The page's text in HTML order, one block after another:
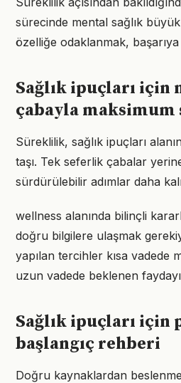
sürecinde mental sağlık
özelliğe odaklanmak,
Sağlık ipuçları için
çabayla maksimum
Süreklilik, sağlık ipuçları
taşı. Tek seferlik çabalar
sürdürülebilir adımlar daha
wellness alanında bilinçli
doğru bilgilere ulaşmak
yapılan tercihler kısa vadede
uzun vadede beklenen
Sağlık ipuçları için
başlangıç rehberi
Doğru kaynaklardan